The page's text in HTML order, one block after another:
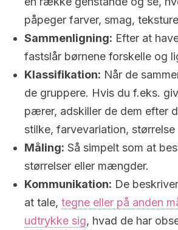
påpeger farver, smag,
Sammenligning: Efter at
fastslår børnene forskelle og
Klassifikation: Når de
de gruppere. Hvis du f.eks.
pærer, adskiller de dem efter
stilke, farvevariation, størrelse
Måling: Så simpelt som at
størrelser eller mængder.
Kommunikation: De
at tale, tegne eller på anden
udtrykke sig, hvad de har